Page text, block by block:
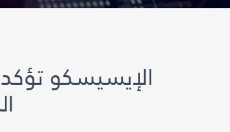
الإيسيسكو تؤكد